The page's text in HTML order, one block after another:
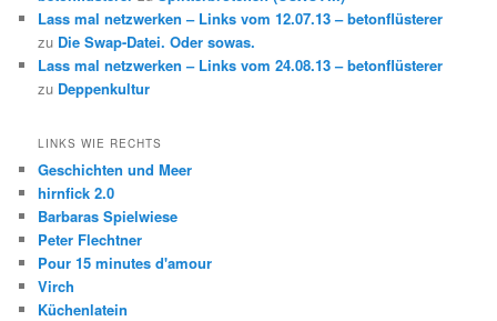
Lass mal netzwerken – Links vom 12.07.13 – betonflüsterer
zu Die Swap-Datei. Oder sowas.
Lass mal netzwerken – Links vom 24.08.13 – betonflüsterer
zu Deppenkultur
LINKS WIE RECHTS
Geschichten und Meer
hirnfick 2.0
Barbaras Spielwiese
Peter Flechtner
Pour 15 minutes d'amour
Virch
Küchenlatein